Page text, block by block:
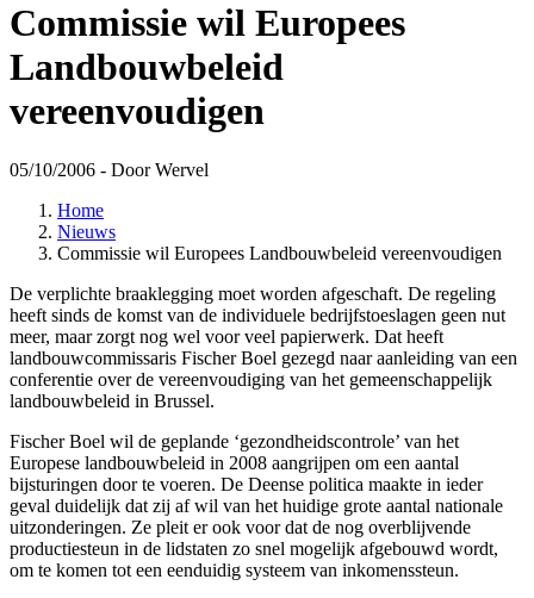
Commissie wil Europees
Landbouwbeleid
vereenvoudigen
05/10/2006 - Door Wervel
Home
Nieuws
Commissie wil Europees Landbouwbeleid vereenvoudigen
De verplichte braakleg­ging moet worden afgeschaft. De regeling
heeft sinds de komst van de individuele bedrijfstoeslagen geen nut
meer, maar zorgt nog wel voor veel papierwerk. Dat heeft
landbouwcom­missaris Fischer Boel gezegd naar aanleiding van een
conferentie over de vereenvoudiging van het gemeenschappelijk
landbouw­beleid in Brussel.
Fischer Boel wil de geplande ‘gezondheidscontrole’ van het
Europese landbouwbeleid in 2008 aangrijpen om een aantal
bijsturingen door te voeren. De Deense politica maakte in ieder
geval duidelijk dat zij af wil van het huidige grote aantal nationale
uitzonderingen. Ze pleit er ook voor dat de nog overblijvende
productiesteun in de lidstaten zo snel mogelijk afgebouwd wordt,
om te komen tot een eenduidig systeem van inkomenssteun.